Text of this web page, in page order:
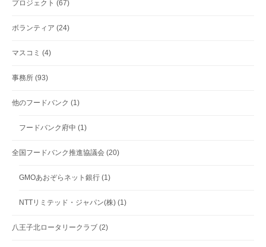
プロジェクト (67)
ボランティア (24)
マスコミ (4)
事務所 (93)
他のフードバンク (1)
フードバンク府中 (1)
全国フードバンク推進協議会 (20)
GMOあおぞらネット銀行 (1)
NTTリミテッド・ジャパン(株) (1)
八王子北ロータリークラブ (2)